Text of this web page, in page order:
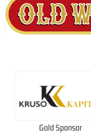
Gold Sponsor